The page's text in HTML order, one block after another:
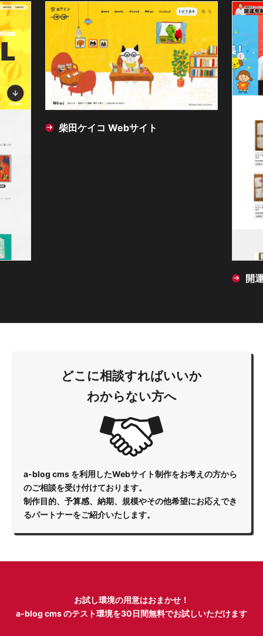
柴田ケイコ Webサイト
開
どこに相談すればいいか
わからない方へ
a-blog cms を利用したWebサイト制作をお考えの方から
のご相談を受け付けております。
制作目的、予算感、納期、規模やその他希望にお応えでき
るパートナーをご紹介いたします。
お試し環境の用意はおまかせ！
a-blog cms のテスト環境を30日間無料でお試しいただけます